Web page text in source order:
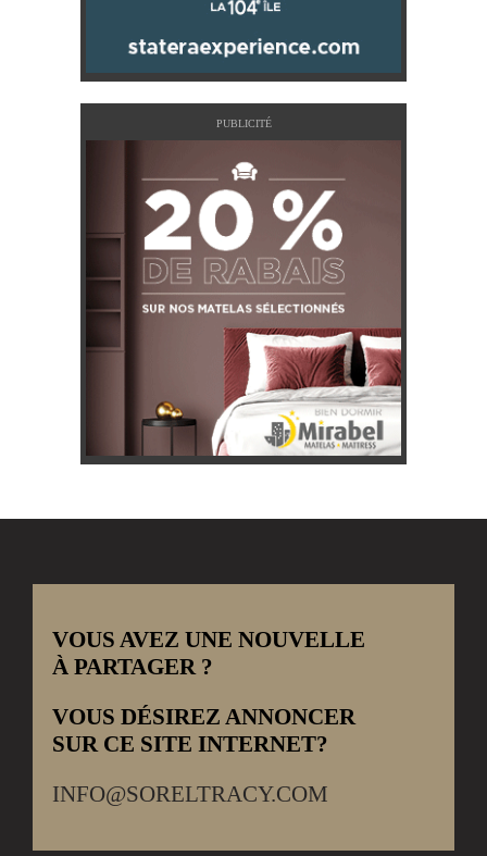
PUBLICITÉ
VOUS AVEZ UNE NOUVELLE
À PARTAGER ?
VOUS DÉSIREZ ANNONCER
SUR CE SITE INTERNET?
INFO@SORELTRACY.COM